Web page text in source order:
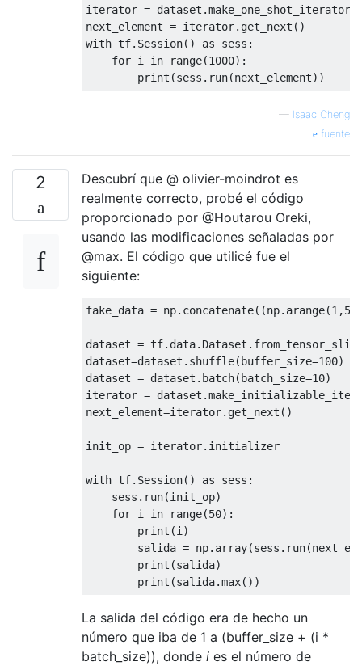
iterator =
with tf.Session() as sess:
for i in range(1000):
— Isaac Cheng
fuente
2
Descubrí que @ olivier-moindrot es
realmente correcto, probé el código
proporcionado por @Houtarou Oreki,
usando las modificaciones señaladas por
@max. El código que utilicé fue el
siguiente:
fake_data = np.concatenate((np.arange(1 ,
dataset =
dataset=dataset.shuffle(buffer_size=100)
dataset = dataset.batch(batch_size=10)
iterator =
next_element=iterator.get_next()
init_op = iterator.initializer
with tf.Session() as sess:
    sess.run(init_op)
for i in range(50):
        print(i)
salida =
        print(salida)
La salida del código era de hecho un
número que iba de 1 a (buffer_size + (i *
batch_size)), donde i es el número de